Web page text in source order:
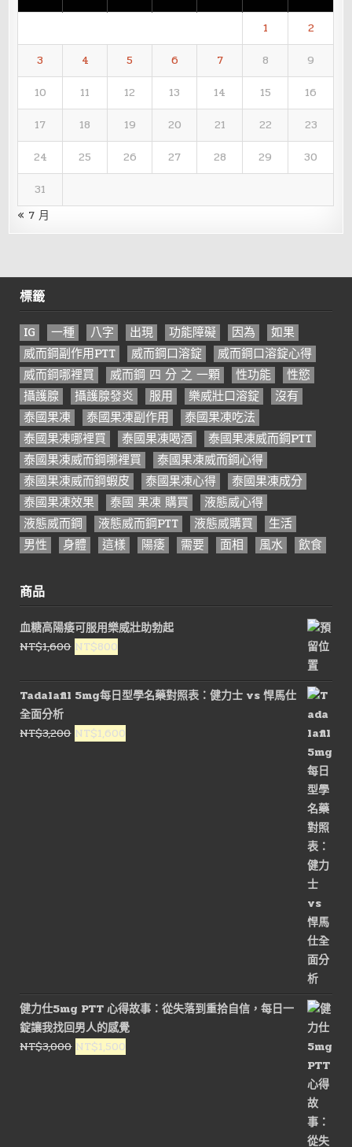
1
2
3
4 5 6 7 8
9
10
11 12 13 14 15
16
17
18 19 20 21 22
23
24
25 26 27 28 29
30
31
« 7 月
標籤
IG 一種 八字 出現 功能障礙 因為
如果
威而鋼副作用PTT
威而鋼口溶錠
威而鋼口溶錠心得
威而鋼哪裡買
威而鋼 四 分 之 一顆 性功能
性慾
攝護腺
攝護腺發炎 服用 樂威壯口溶錠
沒有
泰國果凍
泰國果凍副作用
泰國果凍吃法
泰國果凍哪裡買
泰國果凍喝酒
泰國果凍威而鋼PTT
泰國果凍威而鋼哪裡買
泰國果凍威而鋼心得
泰國果凍威而鋼蝦皮
泰國果凍心得
泰國果凍成分
泰國果凍效果
泰國 果凍 購買
液態威心得
液態威而鋼
液態威而鋼PTT 液態威購買
生活
男性
身體 這樣 陽痿 需要 面相 風水 飲食
商品
血糖高陽痿可服用樂威壯助勃起
NT$1,600 原
價
格：
NT$1,600。
NT$800
價
格：
NT$800。
Tadalafil 5mg每日型學名藥對照表：健力士 vs 悍馬仕
全面分析
NT$3,200 原
NT$1,600
健力仕5mg PTT 心得故事：從失落到重拾自信，每日一
錠讓我找回男人的感覺
NT$3,000 原
NT$1,500